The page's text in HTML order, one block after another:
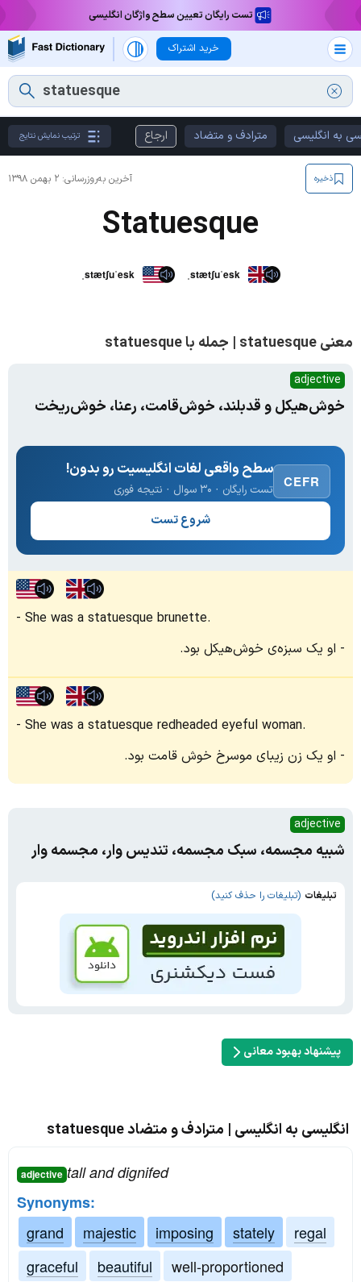
تست رایگان تعیین سطح واژگان انگلیسی
خرید اشتراک
به انگلیسی مترادف و متضاد ارجاع ترتیب نمایش نتایج
آخرین به‌روزرسانی: ۲ بهمن ۱۳۹۸ ذخیره
Statuesque
ˌstætʃuˈesk ˌstætʃuˈesk
معنی statuesque | جمله با statuesque
adjective
خوش‌هیکل و قد‌بلند، خوش‌قامت، رعنا، خوش‌ریخت
CEFR
سطح واقعی لغات انگلیسیت رو بدون!
تست رایگان · ۳۰ سوال · نتیجه فوری
شروع تست
She was a statuesque brunette.
او یک سبزه‌ی خوش‌هیکل بود.
She was a statuesque redheaded eyeful woman.
او یک زن زیبای موسرخ خوش قامت بود.
adjective
شبیه مجسمه، سبک مجسمه، تندیس وار، مجسمه وار
تبلیغات (تبلیغات را حذف کنید)
پیشنهاد بهبود معانی
انگلیسی به انگلیسی | مترادف و متضاد statuesque
adjective tall and dignifed
Synonyms:
grand
majestic imposing stately
regal
graceful
beautiful
well-proportioned